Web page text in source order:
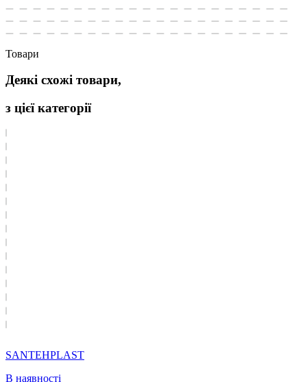
Товари
Деякі схожі товари,
з цієї категорії
SANTEHPLAST
В наявності